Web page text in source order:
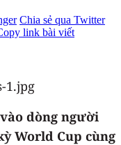
Chia sẻ qua Twitter
link bài viết
dòng người
World Cup cùng